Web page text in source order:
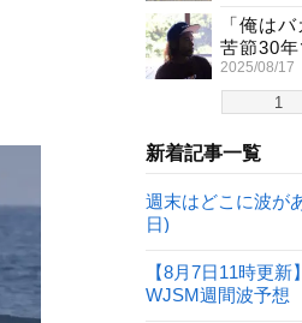
1
「俺は
苦節30
聖文(54)
2025/08/17
新着記事一覧
週末はどこに波が
日)
【8月7日11時更
WJSM週間波予想